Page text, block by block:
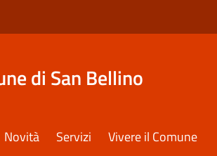
di San Bellino
Novità Servizi Vivere il Comune